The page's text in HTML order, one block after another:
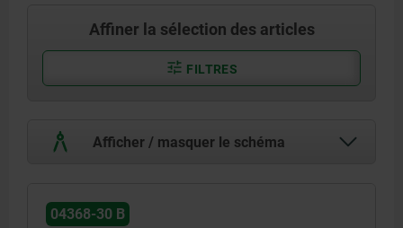
Affiner la sélection des articles
FILTRES
Afficher / masquer le schéma
04368-30 B